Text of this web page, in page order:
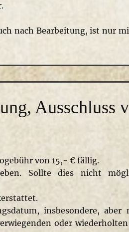
nach Bearbeitung, ist nur
Ausschluss
von 15,- € fällig.
Sollte dies nicht
insbesondere, aber
oder